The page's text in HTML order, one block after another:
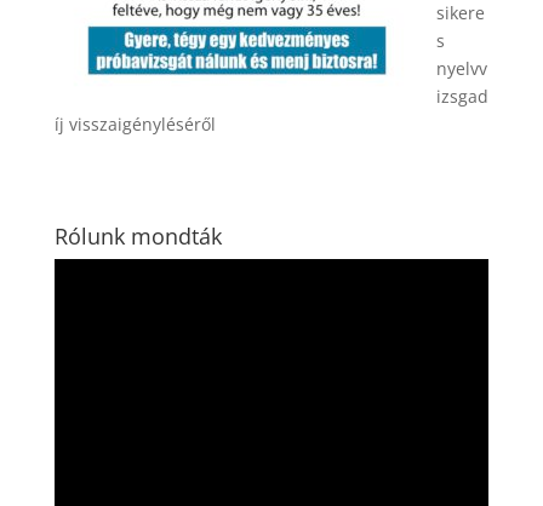
sikere
s
nyelvv
izsgad
íj visszaigényléséről
Rólunk mondták